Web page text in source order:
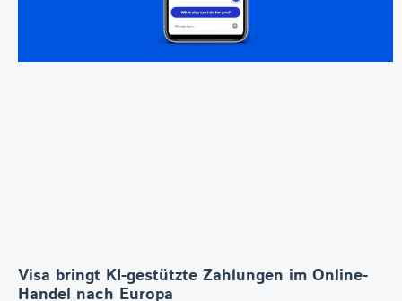
Visa bringt KI-gestützte Zahlungen im Online-
Handel nach Europa